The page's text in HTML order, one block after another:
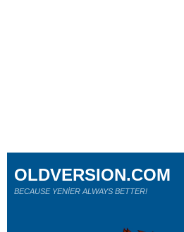
OLDVERSION.COM
BECAUSE YENİER ALWAYS BETTER!